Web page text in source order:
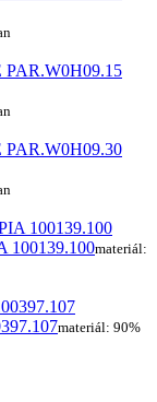
100139.100materiál:
materiál: 90%